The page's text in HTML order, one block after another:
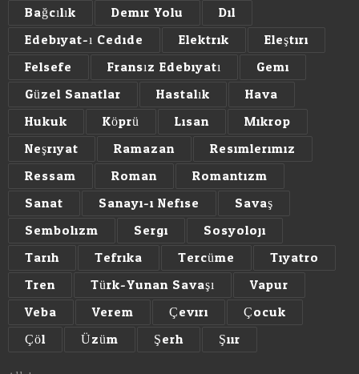
Bağcılık
Demir Yolu
Dil
Edebiyat-ı Cedide
Elektrik
Eleştiri
Felsefe
Fransız Edebiyatı
Gemi
Güzel Sanatlar
Hastalık
Hava
Hukuk
Köprü Lisan
Mikrop
Neşriyat
Ramazan
Resimlerimiz
Ressam
Roman
Romantizm
Sanat
Sanayi-i Nefise
Savaş
Sembolizm
Sergi
Sosyoloji
Tarih
Tefrika Tercüme
Tiyatro
Tren
Türk-Yunan Savaşı
Vapur
Veba
Verem Çeviri
Çocuk
Çöl
Üzüm Şerh Şiir